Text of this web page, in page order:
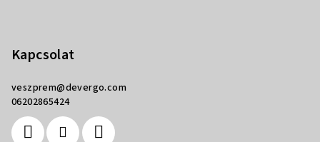
Kapcsolat
veszprem@devergo.com
06202865424